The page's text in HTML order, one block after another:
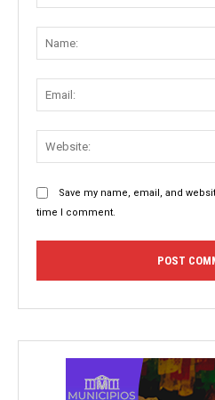
Save my name, email, and
time I comment.